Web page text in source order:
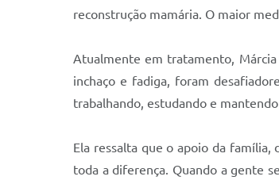
reconstrução mamária. O maior
Atualmente em tratamento, Márcia
inchaço e fadiga, foram
trabalhando, estudando e
Ela ressalta que o apoio da
toda a diferença. Quando a gente